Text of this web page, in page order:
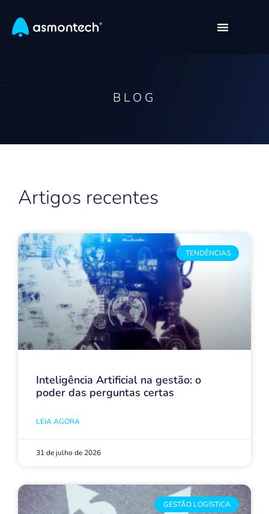
BLOG
Artigos recentes
TENDÊNCIAS
Inteligência Artificial na gestão: o
poder das perguntas certas
LEIA AGORA
31 de julho de 2026
GESTÃO LOGÍSTICA